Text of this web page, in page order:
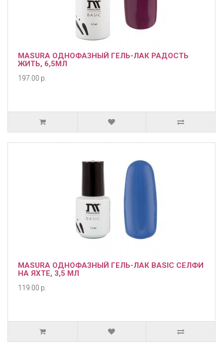
MASURA ОДНОФАЗНЫЙ ГЕЛЬ-ЛАК РАДОСТЬ
ЖИТЬ, 6,5МЛ
197.00 р.
MASURA ОДНОФАЗНЫЙ ГЕЛЬ-ЛАК BASIC СЕЛФИ
НА ЯХТЕ, 3,5 МЛ
119.00 р.